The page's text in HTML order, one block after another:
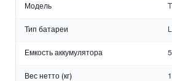
Модель
Тип батареи
Емкость аккумулятора
Вес нетто (кг)